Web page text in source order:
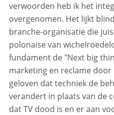
verwoorden heb ik het
overgenomen. Het lijkt
branche-organisatie die
polonaise van
fundament de "Next big
marketing en reclame door
geloven dat techniek de
verandert in plaats van de
dat TV dood is en er aan